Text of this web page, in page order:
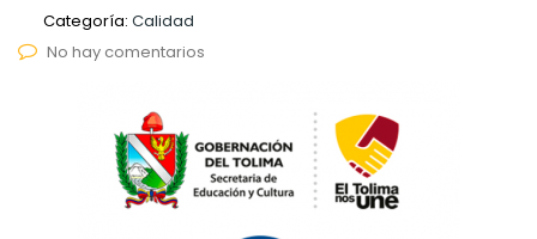
Categoría: Calidad
No hay comentarios